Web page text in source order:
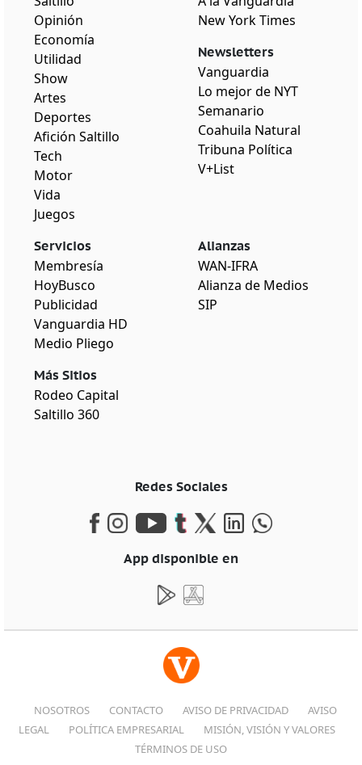
Opinión
Economía
Utilidad
Show
Artes
Deportes
Afición Saltillo
Tech
Motor
Vida
Juegos
New York Times
Newsletters
Vanguardia
Lo mejor de NYT
Semanario
Coahuila Natural
Tribuna Política
V+List
Servicios
Membresía
HoyBusco
Publicidad
Vanguardia HD
Medio Pliego
Más Sitios
Rodeo Capital
Saltillo 360
Alianzas
WAN-IFRA
Alianza de Medios
SIP
Redes Sociales
App disponible en
NOSOTROS CONTACTO AVISO DE PRIVACIDAD
AVISO
LEGAL
POLÍTICA EMPRESARIAL
MISIÓN, VISIÓN Y VALORES
TÉRMINOS DE USO